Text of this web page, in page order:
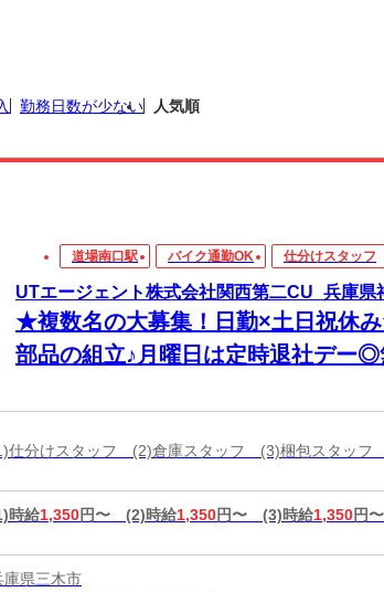
勤務日数が少ない 人気順
道場南口駅 バイク通勤OK 仕分けスタッフ
UTエージェント株式会社関西第二CU_兵庫県
★複数名の大募集！日勤×土日祝休
部品の組立♪月曜日は定時退社デー◎
仕分けスタッフ (2)倉庫スタッフ (3)梱包スタッフ
時給1,350円〜 (2)時給1,350円〜 (3)時給1,350円〜
庫県三木市